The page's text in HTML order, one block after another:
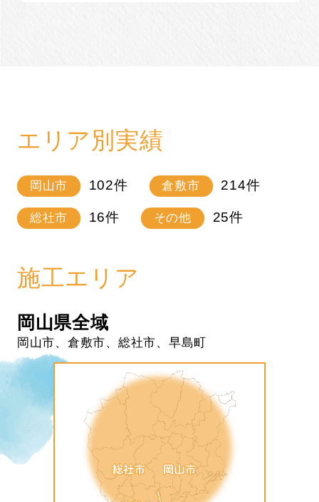
エリア別実績
岡山市 102件 倉敷市 214件
総社市 16件 その他 25件
施工エリア
岡山県全域
岡山市、倉敷市、総社市、早島町